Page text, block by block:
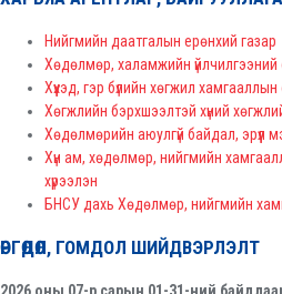
Нийгмийн даатгалын ерөнхий газар
Хөдөлмөр, халамжийн үйлчилгээний
Хүүхэд, гэр бүлийн хөгжил
Хөгжлийн бэрхшээлтэй хүний
Хөдөлмөрийн аюулгүй байдал, эрүүл
Хүн ам, хөдөлмөр, нийгмийн
хүрээлэн
БНСУ дахь Хөдөлмөр, нийгмийн
ӨРГӨДӨЛ, ГОМДОЛ ШИЙДВЭРЛЭЛТ
2026 оны 07-р сарын 01-31-ний